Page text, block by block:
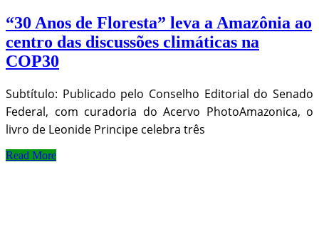
“30 Anos de Floresta” leva a Amazônia ao
centro das discussões climáticas na
COP30
Subtítulo: Publicado pelo Conselho Editorial do Senado
Federal, com curadoria do Acervo PhotoAmazonica, o
livro de Leonide Principe celebra três
Read More